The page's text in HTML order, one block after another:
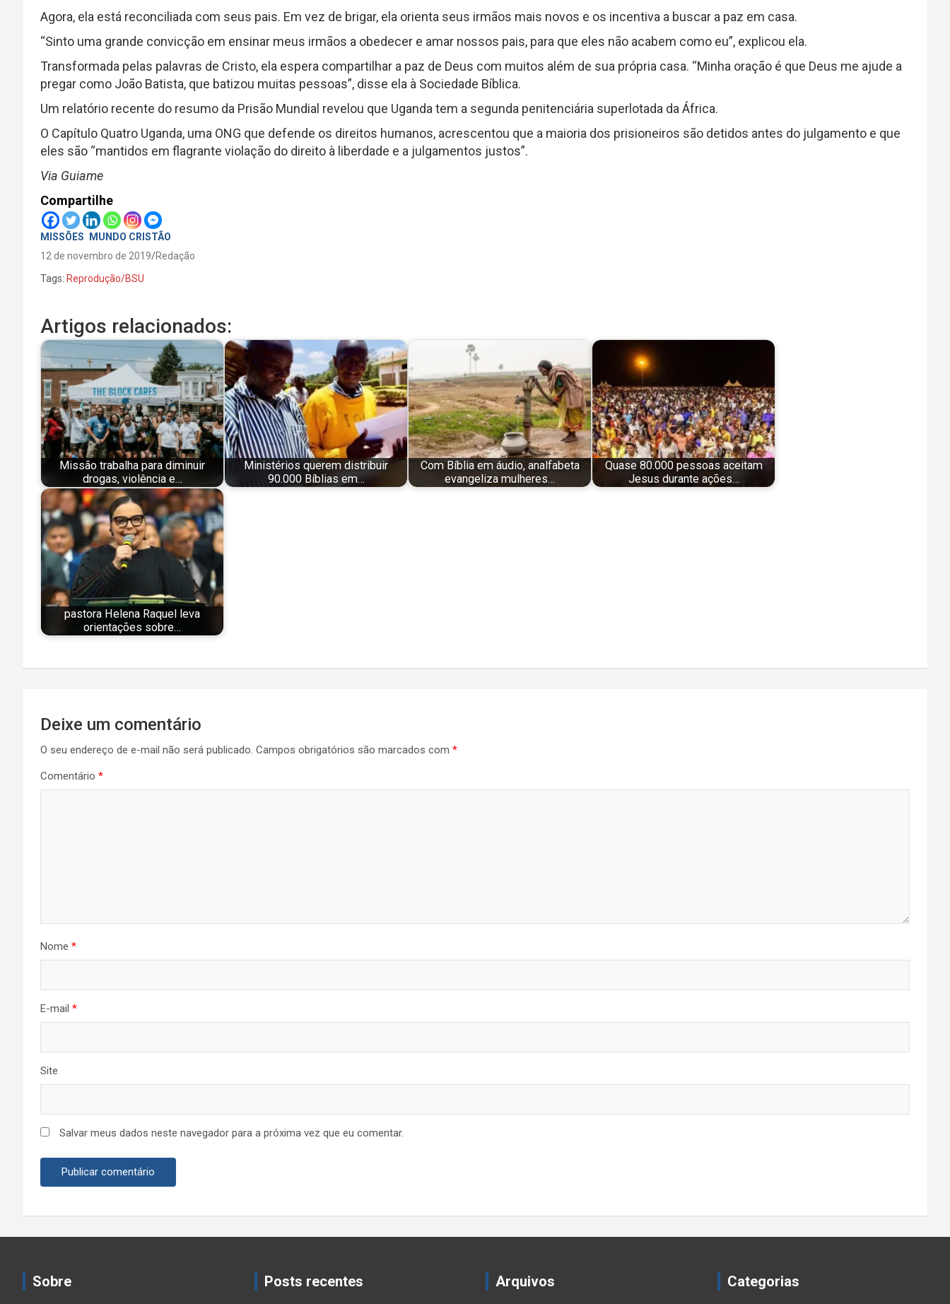
Agora, ela está reconciliada com seus pais. Em vez de brigar, ela orienta seus irmãos mais novos e os incentiva a buscar a paz em casa.
“Sinto uma grande convicção em ensinar meus irmãos a obedecer e amar nossos pais, para que eles não acabem como eu”, explicou ela.
Transformada pelas palavras de Cristo, ela espera compartilhar a paz de Deus com muitos além de sua própria casa. “Minha oração é que Deus me ajude a
pregar como João Batista, que batizou muitas pessoas”, disse ela à Sociedade Bíblica.
Um relatório recente do resumo da Prisão Mundial revelou que Uganda tem a segunda penitenciária superlotada da África.
O Capítulo Quatro Uganda, uma ONG que defende os direitos humanos, acrescentou que a maioria dos prisioneiros são detidos antes do julgamento e que
eles são “mantidos em flagrante violação do direito à liberdade e a julgamentos justos”.
Via Guiame
Compartilhe
MISSÕES
MUNDO CRISTÃO
12 de novembro de 2019 Redação
Tags: Reprodução/BSU
Artigos relacionados:
Missão trabalha para diminuir
drogas, violência e…
Ministérios querem distribuir
90.000 Bíblias em…
Com Bíblia em áudio, analfabeta
evangeliza mulheres…
Quase 80.000 pessoas aceitam
Jesus durante ações…
pastora Helena Raquel leva
orientações sobre…
de
Post
Deixe um comentário
O seu endereço de e-mail não será publicado. Campos obrigatórios são marcados com *
Comentário *
Nome *
E-mail *
Site
Salvar meus dados neste navegador para a próxima vez que eu comentar.
Sobre Posts recentes Arquivos Categorias